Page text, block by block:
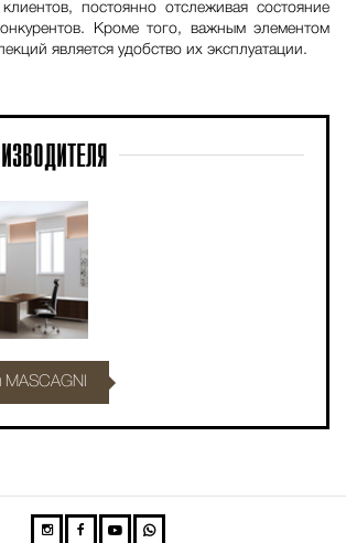
постоянно отслеживая состояние
Кроме того, важным элементом
является удобство их эксплуатации.